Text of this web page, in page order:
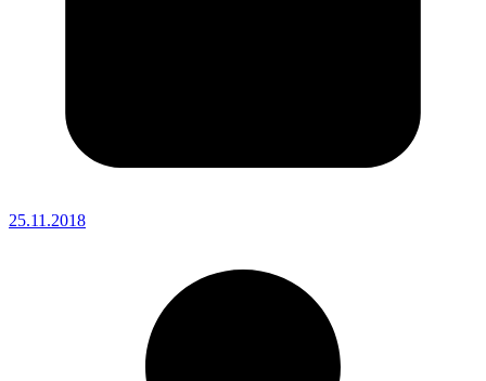
25.11.2018